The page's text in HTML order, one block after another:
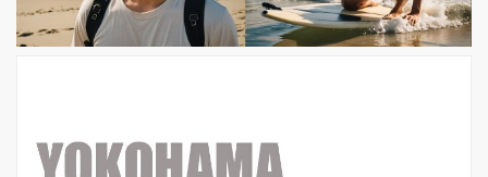
行部数300万部を超える空前の大ベス